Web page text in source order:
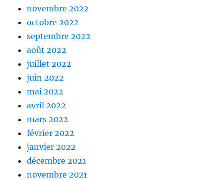
novembre 2022
octobre 2022
septembre 2022
août 2022
juillet 2022
juin 2022
mai 2022
avril 2022
mars 2022
février 2022
janvier 2022
décembre 2021
novembre 2021